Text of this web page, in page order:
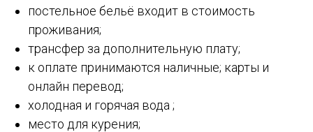
постельное бельё входит в стоимость
проживания;
трансфер за дополнительную плату;
к оплате принимаются наличные; карты и
онлайн перевод;
холодная и горячая вода ;
место для курения;